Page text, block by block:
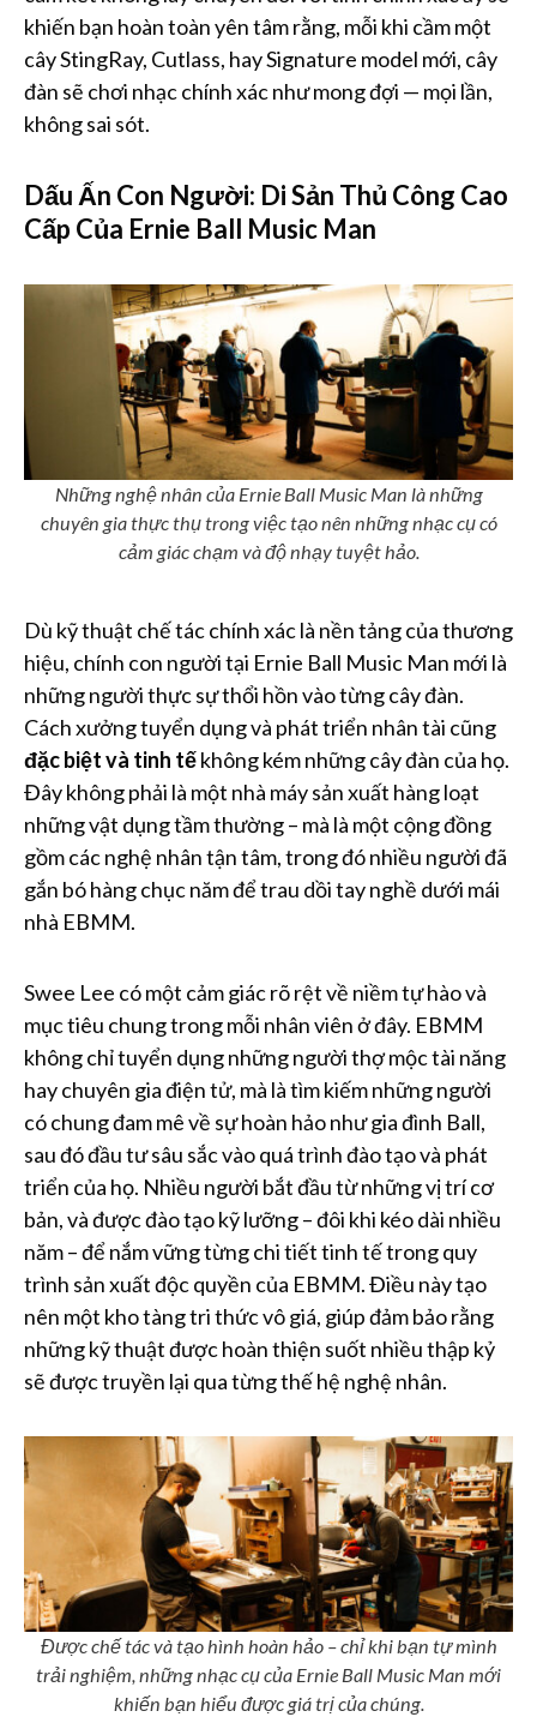
khiến bạn hoàn toàn yên tâm rằng, mỗi khi cầm một
cây StingRay, Cutlass, hay Signature model mới, cây
đàn sẽ chơi nhạc chính xác như mong đợi — mọi lần,
không sai sót.
Dấu Ấn Con Người: Di Sản Thủ Công Cao
Cấp Của Ernie Ball Music Man
Những nghệ nhân của Ernie Ball Music Man là những
chuyên gia thực thụ trong việc tạo nên những nhạc cụ có
cảm giác chạm và độ nhạy tuyệt hảo.
Dù kỹ thuật chế tác chính xác là nền tảng của thương
hiệu, chính con người tại Ernie Ball Music Man mới là
những người thực sự thổi hồn vào từng cây đàn.
Cách xưởng tuyển dụng và phát triển nhân tài cũng
đặc biệt và tinh tếkhông kém những cây đàn của họ.
Đây không phải là một nhà máy sản xuất hàng loạt
những vật dụng tầm thường – mà là một cộng đồng
gồm các nghệ nhân tận tâm, trong đó nhiều người đã
gắn bó hàng chục năm để trau dồi tay nghề dưới mái
nhà EBMM.
Swee Lee có một cảm giác rõ rệt về niềm tự hào và
mục tiêu chung trong mỗi nhân viên ở đây. EBMM
không chỉ tuyển dụng những người thợ mộc tài năng
hay chuyên gia điện tử, mà là tìm kiếm những người
có chung đam mê về sự hoàn hảo như gia đình Ball,
sau đó đầu tư sâu sắc vào quá trình đào tạo và phát
triển của họ. Nhiều người bắt đầu từ những vị trí cơ
bản, và được đào tạo kỹ lưỡng – đôi khi kéo dài nhiều
năm – để nắm vững từng chi tiết tinh tế trong quy
trình sản xuất độc quyền của EBMM. Điều này tạo
nên một kho tàng tri thức vô giá, giúp đảm bảo rằng
những kỹ thuật được hoàn thiện suốt nhiều thập kỷ
sẽ được truyền lại qua từng thế hệ nghệ nhân.
Được chế tác và tạo hình hoàn hảo – chỉ khi bạn tự mình
trải nghiệm, những nhạc cụ của Ernie Ball Music Man mới
khiến bạn hiểu được giá trị của chúng.